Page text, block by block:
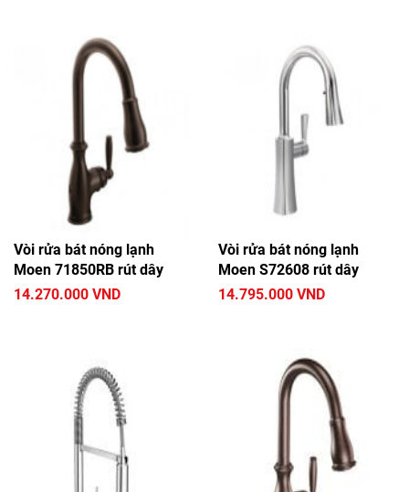
Vòi rửa bát nóng lạnh
Moen 71850RB rút dây
14.270.000 VND
Vòi rửa bát nóng lạnh
Moen S72608 rút dây
14.795.000 VND